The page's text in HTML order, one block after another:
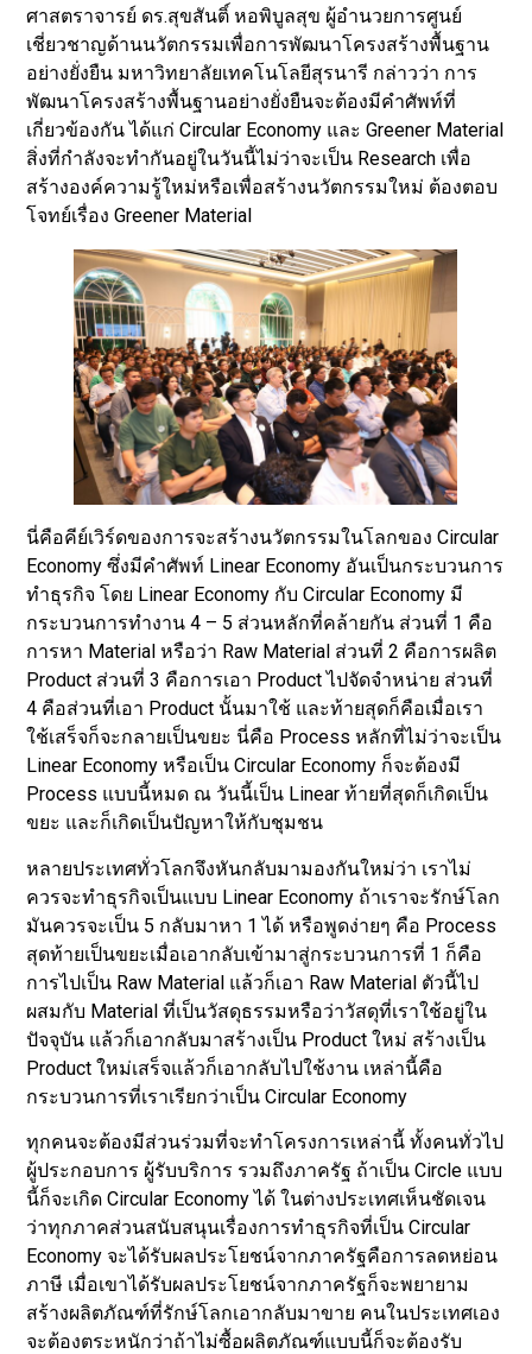
ศาสตราจารย์ ดร.สุขสันติ์ หอพิบูลสุข ผู้อำนวยการศูนย์
เชี่ยวชาญด้านนวัตกรรมเพื่อการพัฒนาโครงสร้างพื้นฐาน
อย่างยั่งยืน มหาวิทยาลัยเทคโนโลยีสุรนารี กล่าวว่า การ
พัฒนาโครงสร้างพื้นฐานอย่างยั่งยืนจะต้องมีคำศัพท์ที่
เกี่ยวข้องกัน ได้แก่ Circular Economy และ Greener Material
สิ่งที่กําลังจะทำกันอยู่ในวันนี้ไม่ว่าจะเป็น Research เพื่อ
สร้างองค์ความรู้ใหม่หรือเพื่อสร้างนวัตกรรมใหม่ ต้องตอบ
โจทย์เรื่อง Greener Material
นี่คือคีย์เวิร์ดของการจะสร้างนวัตกรรมในโลกของ Circular
Economy ซึ่งมีคำศัพท์ Linear Economy อันเป็นกระบวนการ
ทำธุรกิจ โดย Linear Economy กับ Circular Economy มี
กระบวนการทำงาน 4 – 5 ส่วนหลักที่คล้ายกัน ส่วนที่ 1 คือ
การหา Material หรือว่า Raw Material ส่วนที่ 2 คือการผลิต
Product ส่วนที่ 3 คือการเอา Product ไปจัดจำหน่าย ส่วนที่
4 คือส่วนที่เอา Product นั้นมาใช้ และท้ายสุดก็คือเมื่อเรา
ใช้เสร็จก็จะกลายเป็นขยะ นี่คือ Process หลักที่ไม่ว่าจะเป็น
Linear Economy หรือเป็น Circular Economy ก็จะต้องมี
Process แบบนี้หมด ณ วันนี้เป็น Linear ท้ายที่สุดก็เกิดเป็น
ขยะ และก็เกิดเป็นปัญหาให้กับชุมชน
หลายประเทศทั่วโลกจึงหันกลับมามองกันใหม่ว่า เราไม่
ควรจะทำธุรกิจเป็นแบบ Linear Economy ถ้าเราจะรักษ์โลก
มันควรจะเป็น 5 กลับมาหา 1 ได้ หรือพูดง่ายๆ คือ Process
สุดท้ายเป็นขยะเมื่อเอากลับเข้ามาสู่กระบวนการที่ 1 ก็คือ
การไปเป็น Raw Material แล้วก็เอา Raw Material ตัวนี้ไป
ผสมกับ Material ที่เป็นวัสดุธรรมหรือว่าวัสดุที่เราใช้อยู่ใน
ปัจจุบัน แล้วก็เอากลับมาสร้างเป็น Product ใหม่ สร้างเป็น
Product ใหม่เสร็จแล้วก็เอากลับไปใช้งาน เหล่านี้คือ
กระบวนการที่เราเรียกว่าเป็น Circular Economy
ทุกคนจะต้องมีส่วนร่วมที่จะทำโครงการเหล่านี้ ทั้งคนทั่วไป
ผู้ประกอบการ ผู้รับบริการ รวมถึงภาครัฐ ถ้าเป็น Circle แบบ
นี้ก็จะเกิด Circular Economy ได้ ในต่างประเทศเห็นชัดเจน
ว่าทุกภาคส่วนสนับสนุนเรื่องการทำธุรกิจที่เป็น Circular
Economy จะได้รับผลประโยชน์จากภาครัฐคือการลดหย่อน
ภาษี เมื่อเขาได้รับผลประโยชน์จากภาครัฐก็จะพยายาม
สร้างผลิตภัณฑ์ที่รักษ์โลกเอากลับมาขาย คนในประเทศเอง
จะต้องตระหนักว่าถ้าไม่ซื้อผลิตภัณฑ์แบบนี้ก็จะต้องรับ